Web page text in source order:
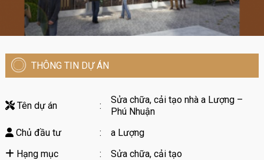
THÔNG TIN DỰ ÁN
Tên dự án :
Sửa chữa, cải tạo nhà a Lượng –
Phú Nhuận
Chủ đầu tư
:
a Lượng
Hạng mục
:
Sửa chữa, cải tạo